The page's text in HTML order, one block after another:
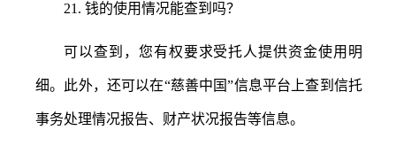
21. 钱的使用情况能查到吗？
可以查到，您有权要求受托人提供资金使用明
细。此外，还可以在“慈善中国”信息平台上查到信托
事务处理情况报告、财产状况报告等信息。